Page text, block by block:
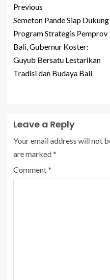
Previous
Semeton Pande Siap Dukung
Program Strategis Pemprov
Bali, Gubernur Koster:
Guyub Bersatu Lestarikan
Tradisi dan Budaya Bali
Leave a Reply
Your email address will not
are marked*
Comment*